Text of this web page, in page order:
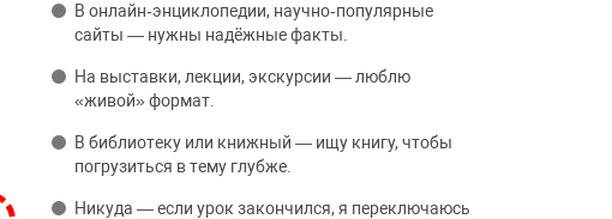
В онлайн‑энциклопедии, научно‑популярные
сайты — нужны надёжные факты.
На выставки, лекции, экскурсии — люблю
«живой» формат.
В библиотеку или книжный — ищу книгу, чтобы
погрузиться в тему глубже.
Никуда — если урок закончился, я переключаюсь